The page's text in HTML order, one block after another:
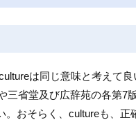
は同じ意味と考えて
三省堂及び広辞苑の各第7
。おそらく、cultureも、正